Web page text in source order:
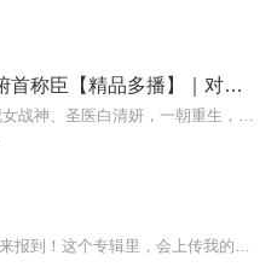
替嫁王妃：王爷俯首称臣【精品多播】｜对标《折腰》《莫离》《百花杀》｜双强先婚后爱